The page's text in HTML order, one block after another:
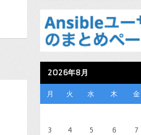
2026年8月
月 火 水 木 金
3
4 5 6 7